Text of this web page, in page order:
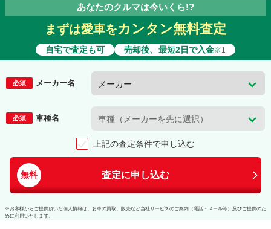
あなたのクルマは今いくら!?
まずは愛車をカンタン無料査定
自宅で査定も可 売却後、最短2日で入金※1
必須 メーカー名
必須 車種名
上記の査定条件で申し込む
無料 査定に申し込む
※お客様からご提供頂いた個人情報は、お車の買取、販売など当社サービスのご案内（電話・メール等）及びご提供のた
めに利用いたします。